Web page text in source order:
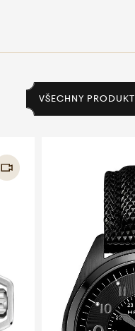
VŠECHNY